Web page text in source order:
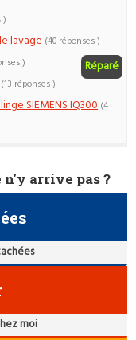
)
lavage(40 réponses )
Réparé
)
(13 réponses )
SIEMENS IQ300 (4
n'y arrive pas ?
moi